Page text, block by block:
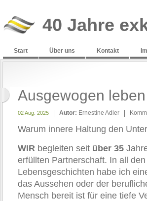
40 Jahre
Start Über uns Kontakt
Ausgewogen
02 Aug. 2025 Autor: Ernestine Adler
Warum innere Haltung den
WIR begleiten seit über 35
erfüllten Partnerschaft. In all
Lebensgeschichten habe ich
das Aussehen oder der
Mensch bereit ist für eine tiefe